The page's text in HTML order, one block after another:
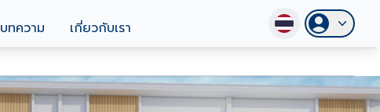
บทความ เกี่ยวกับเรา